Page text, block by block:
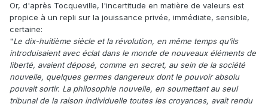
Or, d'après Tocqueville, l'incertitude en matière de valeurs est
propice à un repli sur la jouissance privée, immédiate, sensible,
certaine:
"Le dix-huitième siècle et la révolution, en même temps qu’ils
introduisaient avec éclat dans le monde de nouveaux éléments de
liberté, avaient déposé, comme en secret, au sein de la société
nouvelle, quelques germes dangereux dont le pouvoir absolu
pouvait sortir. La philosophie nouvelle, en soumettant au seul
tribunal de la raison individuelle toutes les croyances, avait rendu